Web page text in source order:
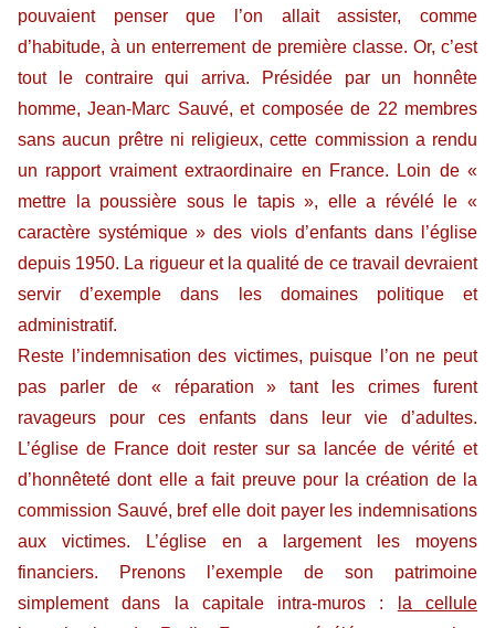
pouvaient penser que l’on allait assister, comme
d’habitude, à un enterrement de première classe. Or, c’est
tout le contraire qui arriva. Présidée par un honnête
homme, Jean-Marc Sauvé, et composée de 22 membres
sans aucun prêtre ni religieux, cette commission a rendu
un rapport vraiment extraordinaire en France. Loin de «
mettre la poussière sous le tapis », elle a révélé le «
caractère systémique » des viols d’enfants dans l’église
depuis 1950. La rigueur et la qualité de ce travail devraient
servir d’exemple dans les domaines politique et
administratif.
Reste l’indemnisation des victimes, puisque l’on ne peut
pas parler de « réparation » tant les crimes furent
ravageurs pour ces enfants dans leur vie d’adultes.
L’église de France doit rester sur sa lancée de vérité et
d’honnêteté dont elle a fait preuve pour la création de la
commission Sauvé, bref elle doit payer les indemnisations
aux victimes. L’église en a largement les moyens
financiers. Prenons l’exemple de son patrimoine
simplement dans la capitale intra-muros :
la cellule